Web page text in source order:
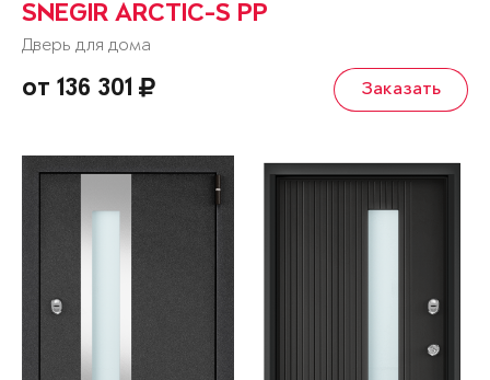
SNEGIR ARCTIC-S PP
Дверь для дома
от 136 301 Заказать